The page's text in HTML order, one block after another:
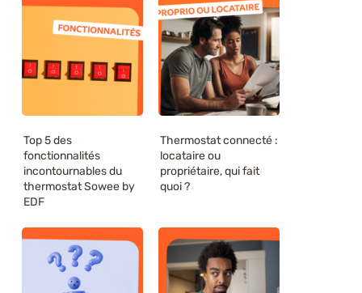
Top 5 des
fonctionnalités
incontournables du
thermostat Sowee by
EDF
Thermostat connecté :
locataire ou
propriétaire, qui fait
quoi ?